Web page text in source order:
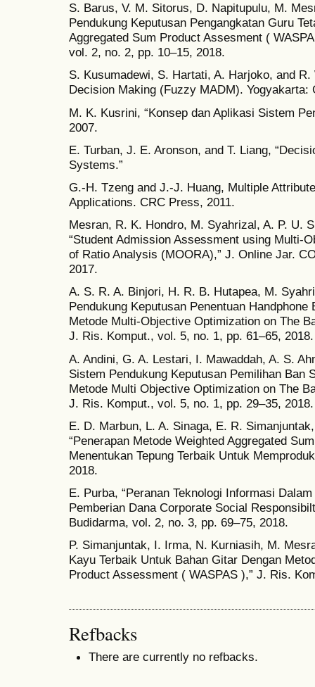
S. Barus, V. M. Sitorus, D. Napitupulu, M.
Pendukung Keputusan Pengangkatan Guru
Aggregated Sum Product Assesment (
vol. 2, no. 2, pp. 10–15, 2018.
S. Kusumadewi, S. Hartati, A. Harjoko, and
Decision Making (Fuzzy MADM). Yogyakarta:
M. K. Kusrini, “Konsep dan Aplikasi Sistem
2007.
E. Turban, J. E. Aronson, and T. Liang,
Systems.”
G.-H. Tzeng and J.-J. Huang, Multiple
Applications. CRC Press, 2011.
Mesran, R. K. Hondro, M. Syahrizal, A. P. U.
“Student Admission Assessment using Multi-
of Ratio Analysis (MOORA),” J. Online Jar.
2017.
A. S. R. A. Binjori, H. R. B. Hutapea, M.
Pendukung Keputusan Penentuan Handphone
Metode Multi-Objective Optimization on The
J. Ris. Komput., vol. 5, no. 1, pp. 61–65, 2018.
A. Andini, G. A. Lestari, I. Mawaddah, A. S.
Sistem Pendukung Keputusan Pemilihan Ban
Metode Multi Objective Optimization on The
J. Ris. Komput., vol. 5, no. 1, pp. 29–35, 2018.
E. D. Marbun, L. A. Sinaga, E. R.
“Penerapan Metode Weighted Aggregated
Menentukan Tepung Terbaik Untuk
2018.
E. Purba, “Peranan Teknologi Informasi
Pemberian Dana Corporate Social
Budidarma, vol. 2, no. 3, pp. 69–75, 2018.
P. Simanjuntak, I. Irma, N. Kurniasih, M.
Kayu Terbaik Untuk Bahan Gitar Dengan
Product Assessment ( WASPAS ),” J. Ris.
Refbacks
There are currently no refbacks.